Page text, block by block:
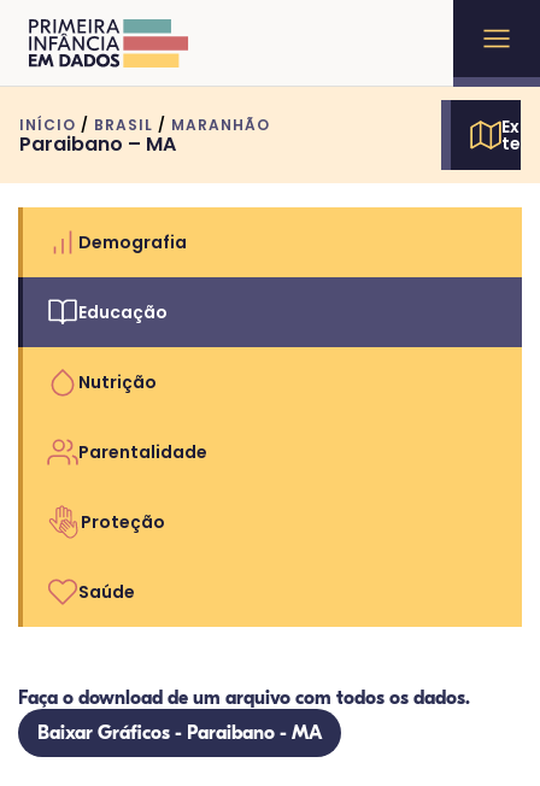
INÍCIO / BRASIL / MARANHÃO
Paraibano – MA
Demografia
Educação
Nutrição
Parentalidade
Proteção
Saúde
Faça o download de um arquivo com todos os dados.
Baixar Gráficos - Paraibano - MA